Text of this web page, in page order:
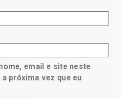
email e site neste
próxima vez que eu